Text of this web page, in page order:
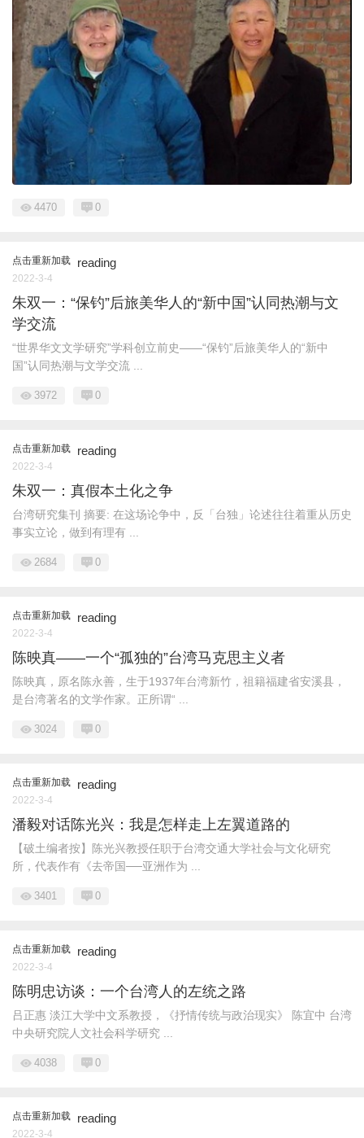
4470 0
点击重新加载 reading
2022-3-4
朱双一：“保钓”后旅美华人的“新中国”认同热潮与文
学交流
“世界华文文学研究”学科创立前史——“保钓”后旅美华人的“新中
国”认同热潮与文学交流 ...
3972 0
点击重新加载 reading
2022-3-4
朱双一：真假本土化之争
台湾研究集刊 摘要: 在这场论争中，反「台独」论述往往着重从历史
事实立论，做到有理有 ...
2684 0
点击重新加载 reading
2022-3-4
陈映真——一个“孤独的”台湾马克思主义者
陈映真，原名陈永善，生于1937年台湾新竹，祖籍福建省安溪县，
是台湾著名的文学作家。正所谓“ ...
3024 0
点击重新加载 reading
2022-3-4
潘毅对话陈光兴：我是怎样走上左翼道路的
【破土编者按】陈光兴教授任职于台湾交通大学社会与文化研究
所，代表作有《去帝国──亚洲作为 ...
3401 0
点击重新加载 reading
2022-3-4
陈明忠访谈：一个台湾人的左统之路
吕正惠 淡江大学中文系教授，《抒情传统与政治现实》 陈宜中 台湾
中央研究院人文社会科学研究 ...
4038 0
点击重新加载 reading
2022-3-4